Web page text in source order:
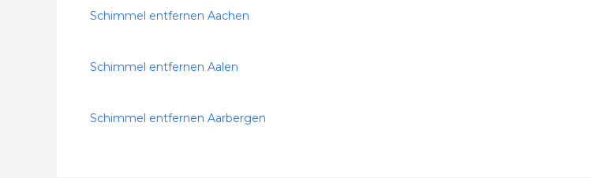
Schimmel entfernen Aachen
Schimmel entfernen Aalen
Schimmel entfernen Aarbergen